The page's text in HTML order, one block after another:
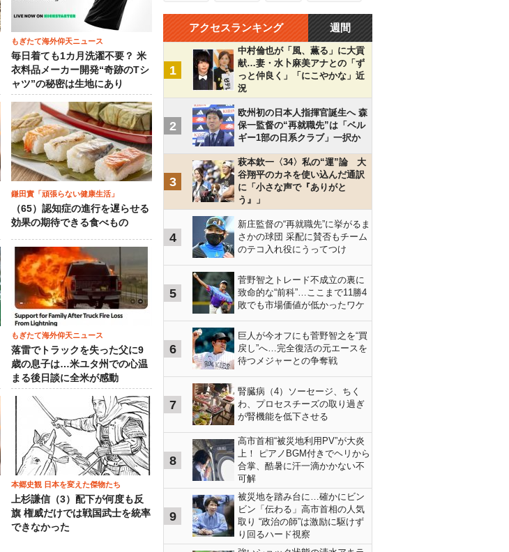
もぎたて海外仰天ニュース
毎日着ても1カ月洗濯不要？ 米
衣料品メーカー開発“奇跡のTシ
ャツ”の秘密は生地にあり
鎌田實「頑張らない健康生活」
（65）認知症の進行を遅らせる
効果の期待できる食べもの
もぎたて海外仰天ニュース
落雷でトラックを失った父に9
歳の息子は…米ユタ州での心温
まる後日談に全米が感動
本郷史観 日本を変えた傑物たち
上杉謙信（3）配下が何度も反
旗 権威だけでは戦国武士を統率
できなかった
アクセスランキング 週間
1
中村倫也が「風、薫る」に大貢
献…妻・水卜麻美アナとの「ず
っと仲良く」「にこやかな」近
況
2
欧州初の日本人指揮官誕生へ 森
保一監督の“再就職先”は「ベル
ギー1部の日系クラブ」一択か
3
萩本欽一〈34〉私の“運”論 大
谷翔平のカネを使い込んだ通訳
に「小さな声で『ありがと
う』」
4
新庄監督の“再就職先”に挙がるま
さかの球団 采配に賛否もチーム
のテコ入れ役にうってつけ
5
菅野智之トレード不成立の裏に
致命的な“前科”…ここまで11勝4
敗でも市場価値が低かったワケ
6
巨人が今オフにも菅野智之を“買
戻し”へ…完全復活の元エースを
待つメジャーとの争奪戦
7
腎臓病（4）ソーセージ、ちく
わ、プロセスチーズの取り過ぎ
が腎機能を低下させる
8
高市首相“被災地利用PV”が大炎
上！ ピアノBGM付きでヘリから
合掌、酷暑に汗一滴かかない不
可解
9
被災地を踏み台に…確かにビン
ビン「伝わる」高市首相の人気
取り “政治の師”は激励に駆けず
り回るハード視察